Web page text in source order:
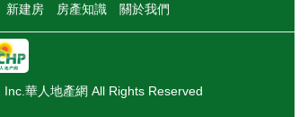
新建房 房產知識 關於我們
華人地產網 All Rights Reserved